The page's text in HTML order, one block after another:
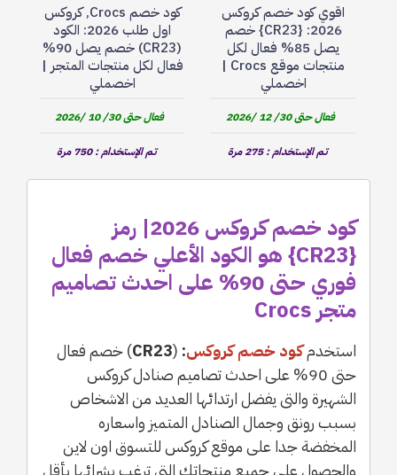
اقوي كود خصم كروكس
2026: {CR23} خصم
يصل 85% فعال لكل
منتجات موقع Crocs |
اخصملي
فعال حتى 30/ 12 /2026
تم الإستخدام : 275 مرة
كود خصم Crocs, كروكس
اول طلب 2026: الكود
(CR23) خصم يصل 90%
فعال لكل منتجات المتجر |
اخصملي
فعال حتى 30/ 10 /2026
تم الإستخدام : 750 مرة
كود خصم كروكس 2026| رمز
{CR23} هو الكود الأعلي خصم فعال
فوري حتى 90% على احدث تصاميم
متجر Crocs
استخدمكود خصم كروكس:
(
CR23) خصم فعال
حتى 90% على احدث تصاميم صنادل كروكس
الشهيرة والتى يفضل ارتدائها العديد من الاشخاص
بسبب رونق وجمال الصنادل المتميز واسعاره
المخفضة جدا على موقع كروكس للتسوق اون لاين
والحصول على جميع منتجاتك التى ترغب بشرائها بأقل